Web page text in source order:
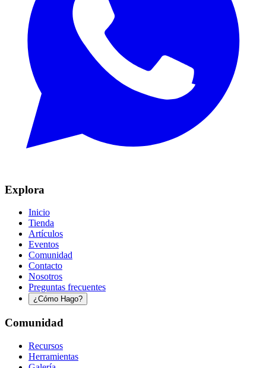
Explora
Inicio
Tienda
Artículos
Eventos
Comunidad
Contacto
Nosotros
Preguntas frecuentes
¿Cómo Hago?
Comunidad
Recursos
Herramientas